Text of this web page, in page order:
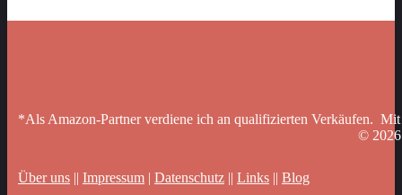
*Als Amazon-Partner verdiene ich an qualifizierten Verkäufen.
©
Über uns || Impressum | Datenschutz || Links || Blog